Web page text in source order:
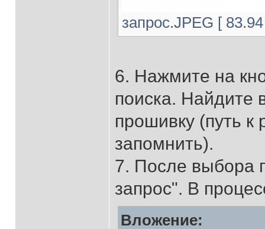
запрос.JPEG [
6. Нажмите на
поиска. Найдите
прошивку (путь к
запомнить).
7. После выбора
запрос". В
Вложение: